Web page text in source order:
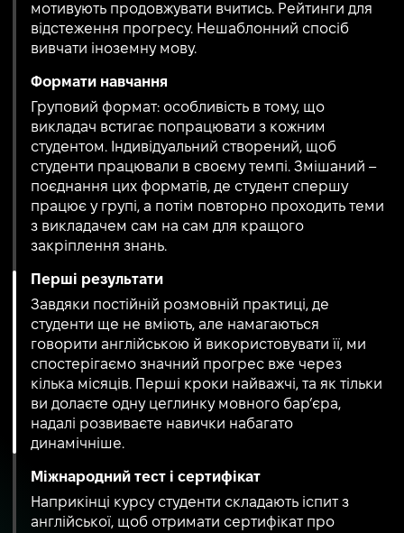
мотивують продовжувати вчитись. Рейтинги для
відстеження прогресу. Нешаблонний спосіб
вивчати іноземну мову.
Формати навчання
Груповий формат: особливість в тому, що
викладач встигає попрацювати з кожним
студентом. Індивідуальний створений, щоб
студенти працювали в своєму темпі. Змішаний –
поєднання цих форматів, де студент спершу
працює у групі, а потім повторно проходить теми
з викладачем сам на сам для кращого
закріплення знань.
Перші результати
Завдяки постійній розмовній практиці, де
студенти ще не вміють, але намагаються
говорити англійською й використовувати її, ми
спостерігаємо значний прогрес вже через
кілька місяців. Перші кроки найважчі, та як тільки
ви долаєте одну цеглинку мовного бар’єра,
надалі розвиваєте навички набагато
динамічніше.
Міжнародний тест і сертифікат
Наприкінці курсу студенти складають іспит з
англійської, щоб отримати сертифікат про